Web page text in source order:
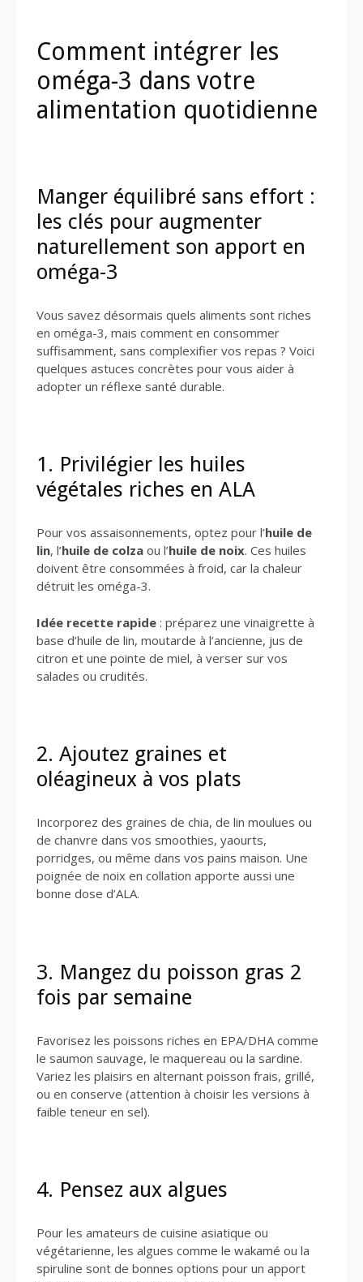
Comment intégrer les
oméga-3 dans votre
alimentation quotidienne
Manger équilibré sans effort :
les clés pour augmenter
naturellement son apport en
oméga-3
Vous savez désormais quels aliments sont riches
en oméga-3, mais comment en consommer
suffisamment, sans complexifier vos repas ? Voici
quelques astuces concrètes pour vous aider à
adopter un réflexe santé durable.
1. Privilégier les huiles
végétales riches en ALA
Pour vos assaisonnements, optez pour l’huile de
lin, l’huile de colza ou l’huile de noix. Ces huiles
doivent être consommées à froid, car la chaleur
détruit les oméga-3.
Idée recette rapide : préparez une vinaigrette à
base d’huile de lin, moutarde à l’ancienne, jus de
citron et une pointe de miel, à verser sur vos
salades ou crudités.
2. Ajoutez graines et
oléagineux à vos plats
Incorporez des graines de chia, de lin moulues ou
de chanvre dans vos smoothies, yaourts,
porridges, ou même dans vos pains maison. Une
poignée de noix en collation apporte aussi une
bonne dose d’ALA.
3. Mangez du poisson gras 2
fois par semaine
Favorisez les poissons riches en EPA/DHA comme
le saumon sauvage, le maquereau ou la sardine.
Variez les plaisirs en alternant poisson frais, grillé,
ou en conserve (attention à choisir les versions à
faible teneur en sel).
4. Pensez aux algues
Pour les amateurs de cuisine asiatique ou
végétarienne, les algues comme le wakamé ou la
spiruline sont de bonnes options pour un apport